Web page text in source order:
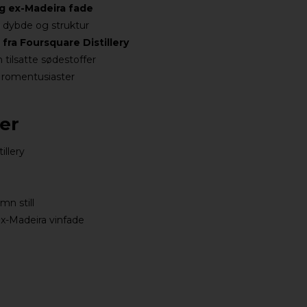
ex-Madeira fade
dybde og struktur
fra Foursquare Distillery
tilsatte sødestoffer
romentusiaster
still
Madeira vinfade